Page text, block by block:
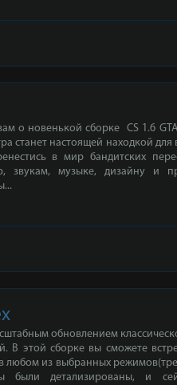
о новенькой сборке CS 1.6
станет настоящей находкой для
в мир бандитских
звукам, музыке, дизайну и
обновлением
В этой сборке вы сможете
любом из выбранных
были детализированы, и